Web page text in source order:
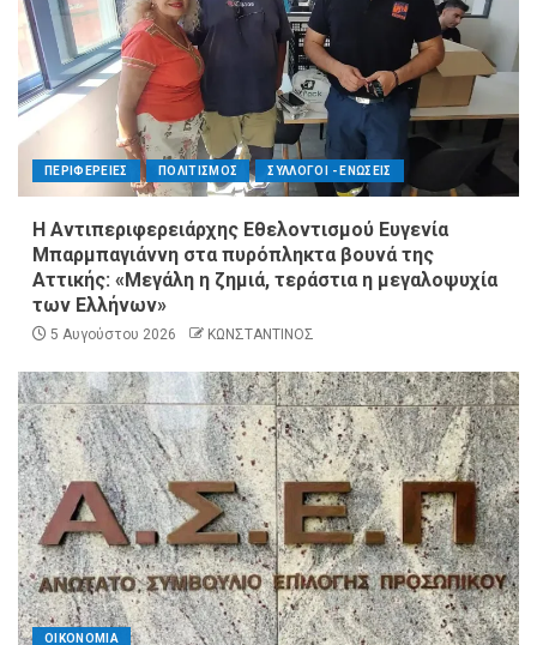
ΠΕΡΙΦΕΡΕΙΕΣ ΠΟΛΙΤΙΣΜΟΣ ΣΥΛΛΟΓΟΙ - ΕΝΩΣΕΙΣ
Η Αντιπεριφερειάρχης Εθελοντισμού Ευγενία
Μπαρμπαγιάννη στα πυρόπληκτα βουνά της
Αττικής: «Μεγάλη η ζημιά, τεράστια η μεγαλοψυχία
των Ελλήνων»
5 Αυγούστου 2026 ΚΩΝΣΤΑΝΤΙΝΟΣ
ΟΙΚΟΝΟΜΙΑ